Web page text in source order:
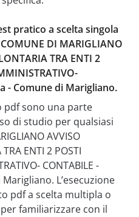
pratico a scelta singola
DI MARIGLIANO
TRA ENTI 2
- Comune di Marigliano.
sono una parte
di studio per qualsiasi
AVVISO
ENTI 2 POSTI
CONTABILE -
L’esecuzione
pdf a scelta multipla o
familiarizzare con il